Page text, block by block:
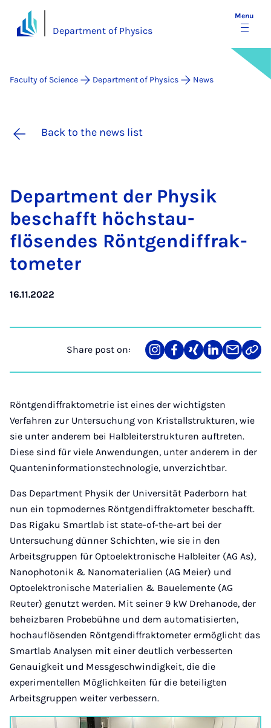
Department of Physics
Menu
Faculty of Science Department of Physics News
Back to the news list
De­part­ment der Physik
beschafft höch­stau­
flösendes Rönt­gendif­frak­
to­met­er
16.11.2022
Share post on:
Share
on
Teilen
auf
Teilen
auf
Teilen
auf
Teilen
über
Link
Röntgendiffraktometrie ist eines der wichtigsten
Verfahren zur Untersuchung von Kristallstrukturen, wie
sie unter anderem bei Halbleiterstrukturen auftreten.
Diese sind für viele Anwendungen, unter anderem in der
Quanteninformationstechnologie, unverzichtbar.
Das Department Physik der Universität Paderborn hat
nun ein topmodernes Röntgendiffraktometer beschafft.
Das Rigaku Smartlab ist state-of-the-art bei der
Untersuchung dünner Schichten, wie sie in den
Arbeitsgruppen für Optoelektronische Halbleiter (AG As),
Nanophotonik & Nanomaterialien (AG Meier) und
Optoelektronische Materialien & Bauelemente (AG
Reuter) genutzt werden. Mit seiner 9 kW Drehanode, der
beheizbaren Probebühne und dem automatisierten,
hochauflösenden Röntgendiffraktometer ermöglicht das
Smartlab Analysen mit einer deutlich verbesserten
Genauigkeit und Messgeschwindigkeit, die die
experimentellen Möglichkeiten für die beteiligten
Arbeitsgruppen weiter verbessern.